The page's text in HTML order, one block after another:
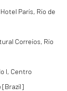
Paris, Rio de
Correios, Rio
I, Centro
[Brazil]